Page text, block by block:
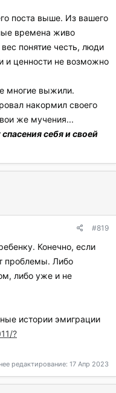
поста выше. Из вашего
времена живо
понятие честь, люди
и ценности не возможно
многие выжили.
накормил своего
же мучения...
себя и своей
#819
Конечно, если
проблемы. Либо
либо уже и не
истории эмиграции
?
редактирование: 17 Апр 2023